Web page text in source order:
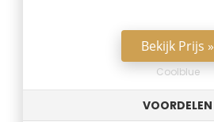
Bekijk Prijs »
Coolblue
VOORDELEN